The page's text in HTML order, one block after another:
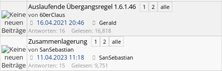
Auslaufende Übergangsregel 1.6.1.46 1 2
alle
von 60erClaus
16.04.2021 20:46
Gerald
Antworten: 16
Gelesen: 16,818
Zusammenlagerung 1 2
alle
von SanSebastian
11.04.2023 11:18
SanSebastian
Antworten: 15
Gelesen: 9,751